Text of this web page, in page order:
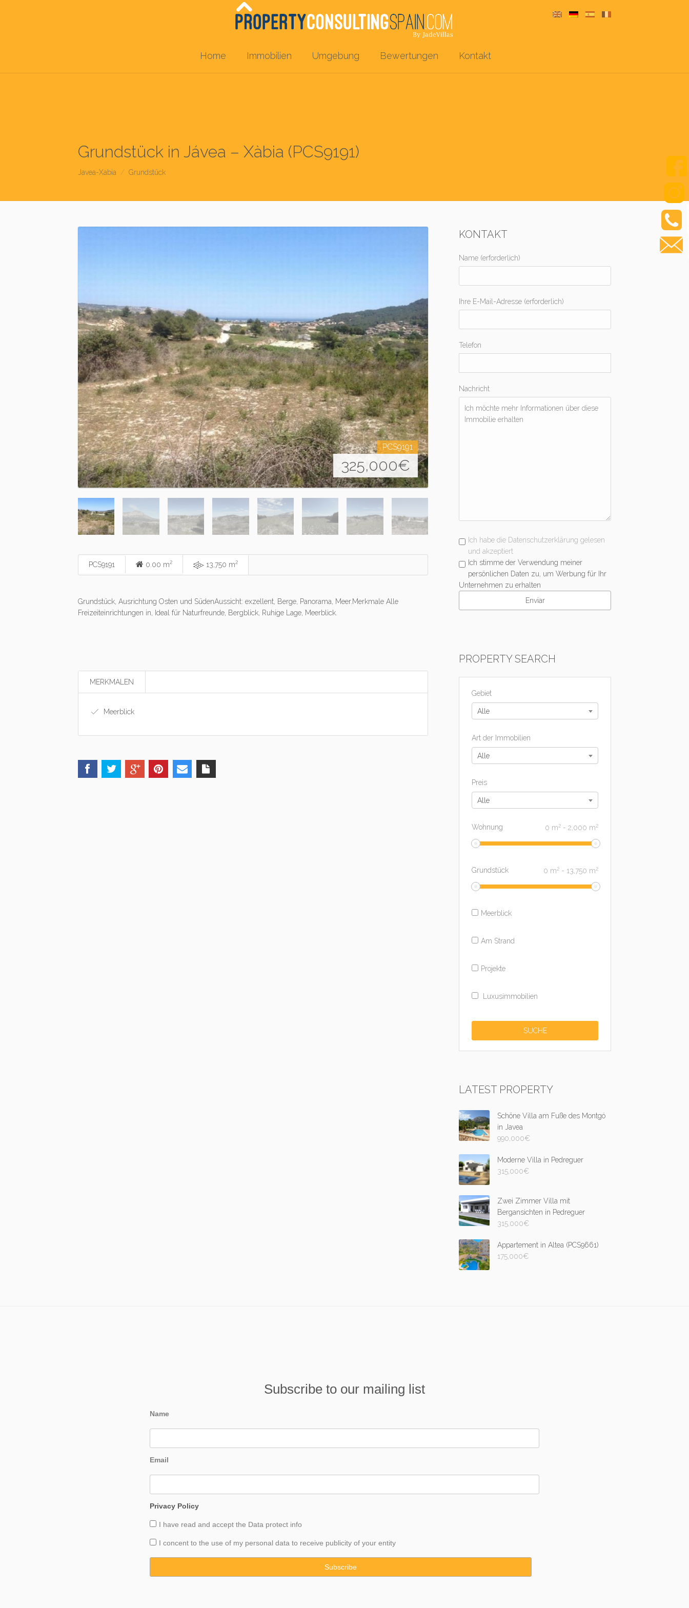
Home Immobilien Umgebung Bewertungen Kontakt
Grundstück in Jávea – Xàbia (PCS9191)
Javea-Xabia Grundstück
PCS9191
325,000€
PCS9191 0.00 m2 13,750 m2
Grundstück, Ausrichtung Osten und SüdenAussicht: exzellent, Berge, Panorama, Meer.Merkmale Alle
Freizeiteinrichtungen in, Ideal für Naturfreunde, Bergblick, Ruhige Lage, Meerblick.
MERKMALEN
Meerblick
KONTAKT
Name (erforderlich)
Ihre E-Mail-Adresse (erforderlich)
Telefon
Nachricht
Ich habe die Datenschutzerklärung gelesen
und akzeptiert
Ich stimme der Verwendung meiner
persönlichen Daten zu, um Werbung für Ihr
Unternehmen zu erhalten
PROPERTY SEARCH
Gebiet
Alle
Art der Immobilien
Alle
Preis
Alle
Wohnung 0 m2 - 2,000 m2
Grundstück 0 m2 - 13,750 m2
Meerblick
Am Strand
Projekte
Luxusimmobilien
LATEST PROPERTY
Schöne Villa am Fuße des Montgó
in Javea
990,000€
Moderne Villa in Pedreguer
315,000€
Zwei Zimmer Villa mit
Bergansichten in Pedreguer
315,000€
Appartement in Altea (PCS9661)
175,000€
Subscribe to our mailing list
Name
Email
Privacy Policy
I have read and accept the Data protect info
I concent to the use of my personal data to receive publicity of your entity